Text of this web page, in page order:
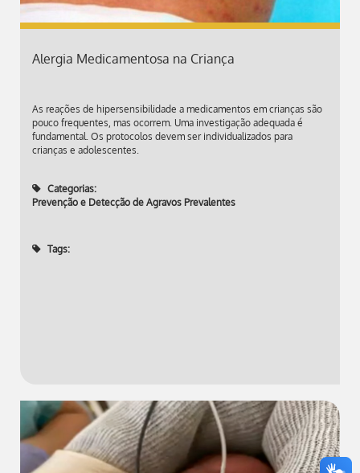
Alergia Medicamentosa na Criança
As reações de hipersensibilidade a medicamentos em crianças são
pouco frequentes, mas ocorrem. Uma investigação adequada é
fundamental. Os protocolos devem ser individualizados para
crianças e adolescentes.
Categorias:
Prevenção e Detecção de Agravos Prevalentes
Tags: